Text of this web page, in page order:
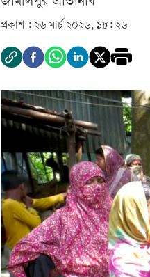
প্রকাশ : ২৬ মার্চ ২০২৬, ১৮: ২৬